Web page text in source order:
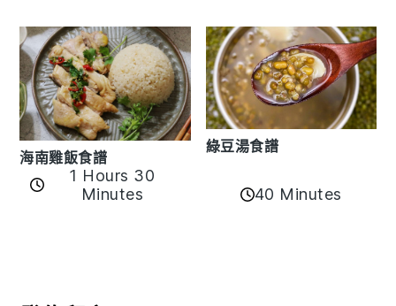
海南雞飯食譜
1 Hours 30
Minutes
綠豆湯食譜
40 Minutes